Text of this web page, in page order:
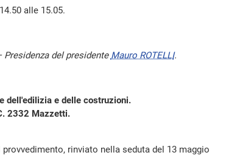
alle 15.05.
del presidente Mauro ROTELLI.
dell'edilizia e delle costruzioni.
2332 Mazzetti.
rinviato nella seduta del 13 maggio